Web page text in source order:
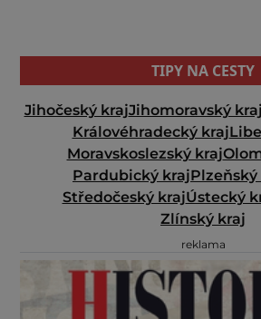
TIPY NA CESTY
Jihočeský krajJihomoravský kraj
Královéhradecký kraj
Moravskoslezský kraj
Pardubický krajPlzeňský
Středočeský krajÚstecký
Zlínský kraj
reklama